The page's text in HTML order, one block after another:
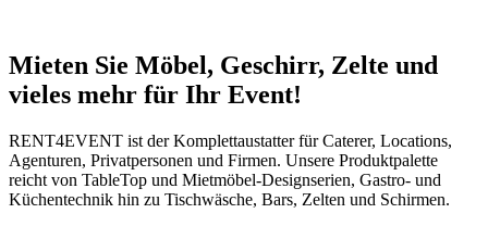
Mieten Sie Möbel, Geschirr, Zelte und
vieles mehr für Ihr Event!
RENT4EVENT ist der Komplettaustatter für Caterer, Locations,
Agenturen, Privatpersonen und Firmen. Unsere Produktpalette
reicht von TableTop und Mietmöbel-Designserien, Gastro- und
Küchentechnik hin zu Tischwäsche, Bars, Zelten und Schirmen.